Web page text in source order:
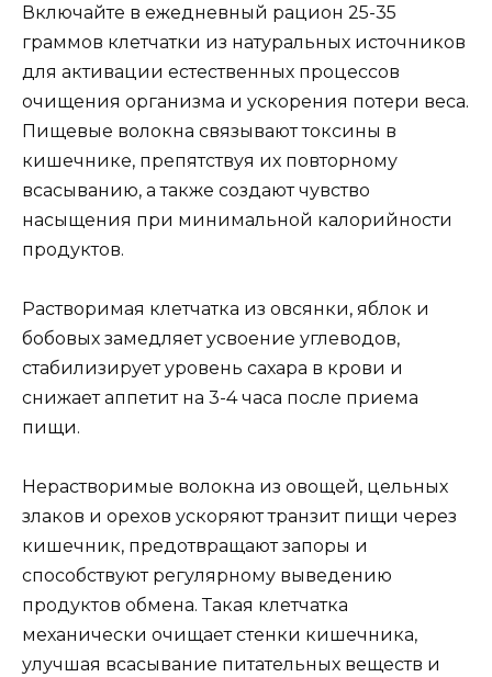
Включайте в ежедневный рацион 25-35
граммов клетчатки из натуральных источников
для активации естественных процессов
очищения организма и ускорения потери веса.
Пищевые волокна связывают токсины в
кишечнике, препятствуя их повторному
всасыванию, а также создают чувство
насыщения при минимальной калорийности
продуктов.
Растворимая клетчатка из овсянки, яблок и
бобовых замедляет усвоение углеводов,
стабилизирует уровень сахара в крови и
снижает аппетит на 3-4 часа после приема
пищи.
Нерастворимые волокна из овощей, цельных
злаков и орехов ускоряют транзит пищи через
кишечник, предотвращают запоры и
способствуют регулярному выведению
продуктов обмена. Такая клетчатка
механически очищает стенки кишечника,
улучшая всасывание питательных веществ и